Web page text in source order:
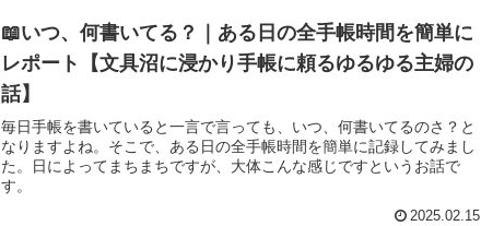
📖いつ、何書いてる？｜ある日の全手帳時間を簡単に
レポート【文具沼に浸かり手帳に頼るゆるゆる主婦の
話】
毎日手帳を書いていると一言で言っても、いつ、何書いてるのさ？と
なりますよね。そこで、ある日の全手帳時間を簡単に記録してみまし
た。日によってまちまちですが、大体こんな感じですというお話で
す。
2025.02.15